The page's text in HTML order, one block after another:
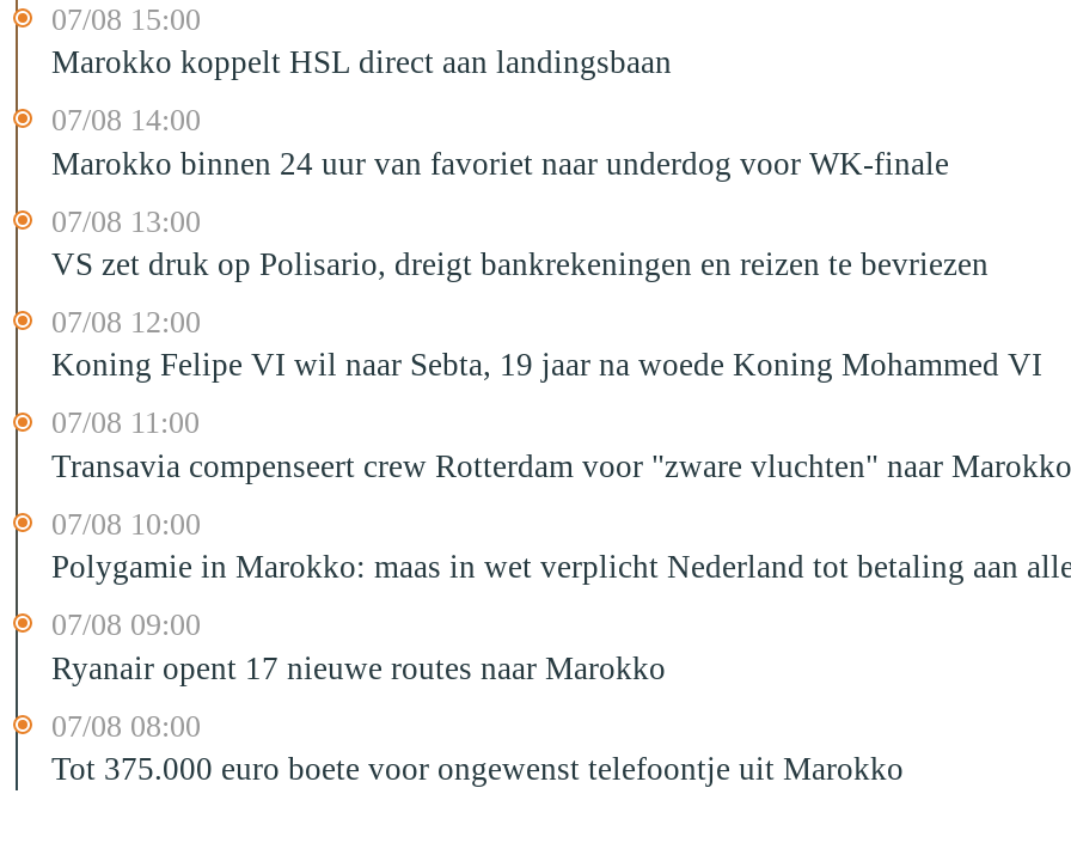
07/08 15:00
Marokko koppelt HSL direct aan landingsbaan
07/08 14:00
Marokko binnen 24 uur van favoriet naar underdog voor WK-finale
07/08 13:00
VS zet druk op Polisario, dreigt bankrekeningen en reizen te bevriezen
07/08 12:00
Koning Felipe VI wil naar Sebta, 19 jaar na woede Koning Mohammed VI
07/08 11:00
Transavia compenseert crew Rotterdam voor "zware vluchten" naar Marokko
07/08 10:00
Polygamie in Marokko: maas in wet verplicht Nederland tot betaling aan
07/08 09:00
Ryanair opent 17 nieuwe routes naar Marokko
07/08 08:00
Tot 375.000 euro boete voor ongewenst telefoontje uit Marokko